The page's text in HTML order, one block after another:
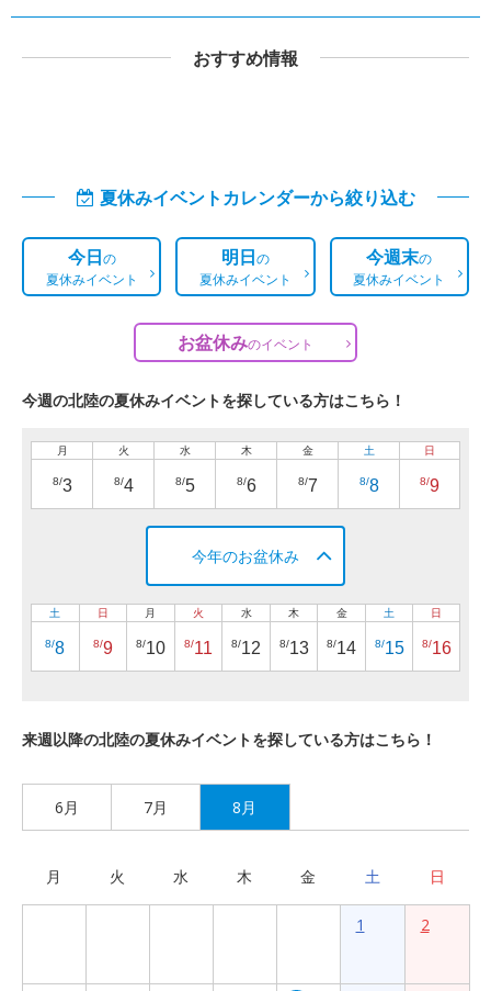
おすすめ情報
夏休みイベントカレンダーから絞り込む
今日の
夏休みイベント
明日の
夏休みイベント
今週末の
夏休みイベント
お盆休みのイベント
今週の北陸の夏休みイベントを探している方はこちら！
月
8/3
火
8/4
水
8/5
木
8/6
金
8/7
土
8/8
日
8/9
今年のお盆休み
土
8/8
日
8/9
月
8/10
火
8/11
水
8/12
木
8/13
金
8/14
土
8/15
日
8/16
来週以降の北陸の夏休みイベントを探している方はこちら！
6月 7月 8月
月 火 水 木 金 土 日
1 2